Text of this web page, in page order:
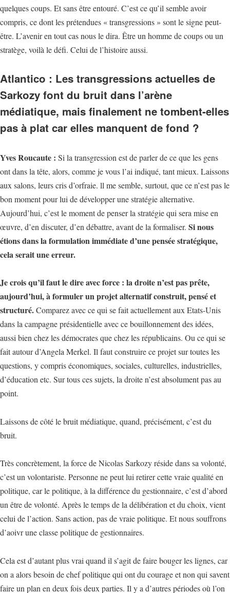
quelques coups. Et sans être entouré. C’est ce qu’il semble avoir
compris, ce dont les prétendues « transgressions » sont le signe peut-
être. L’avenir en tout cas nous le dira. Être un homme de coups ou un
stratège, voilà le défi. Celui de l’histoire aussi.
Atlantico : Les transgressions actuelles de
Sarkozy font du bruit dans l’arène
médiatique, mais finalement ne tombent-elles
pas à plat car elles manquent de fond ?
Yves Roucaute : Si la transgression est de parler de ce que les gens
ont dans la tête, alors, comme je vous l’ai indiqué, tant mieux. Laissons
aux salons, leurs cris d’orfraie. ll me semble, surtout, que ce n’est pas le
bon moment pour lui de développer une stratégie alternative.
Aujourd’hui, c’est le moment de penser la stratégie qui sera mise en
œuvre, d’en discuter, d’en débattre, avant de la formaliser. Si nous
étions dans la formulation immédiate d’une pensée stratégique,
cela serait une erreur.
Je crois qu’il faut le dire avec force : la droite n’est pas prête,
aujourd’hui, à formuler un projet alternatif construit, pensé et
structuré.Comparez avec ce qui se fait actuellement aux Etats-Unis
dans la campagne présidentielle avec ce bouillonnement des idées,
aussi bien chez les démocrates que chez les républicains. Ou ce qui se
fait autour d’Angela Merkel. Il faut construire ce projet sur toutes les
questions, y compris économiques, sociales, culturelles, industrielles,
d’éducation etc. Sur tous ces sujets, la droite n’est absolument pas au
point.
Laissons de côté le bruit médiatique, quand, précisément, c’est du
bruit.
Très concrètement, la force de Nicolas Sarkozy réside dans sa volonté,
c’est un volontariste. Personne ne peut lui retirer cette vraie qualité en
politique, car le politique, à la différence du gestionnaire, c’est d’abord
un être de volonté. Après le temps de la délibération et du choix, vient
celui de l’action. Sans action, pas de vraie politique. Et nous souffrons
d’aoivr une classe politique de gestionnaires.
Cela est d’autant plus vrai quand il s’agit de faire bouger les lignes, car
on a alors besoin de chef politique qui ont du courage et non qui savent
faire un plan en deux fois deux parties. Il y a d’autres périodes où l’on